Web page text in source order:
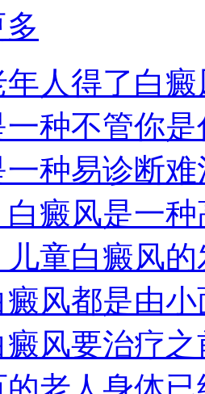
人得了白癜
一种不管你
一种易诊断
癜风是一
童白癜风
风都是由
风要治疗